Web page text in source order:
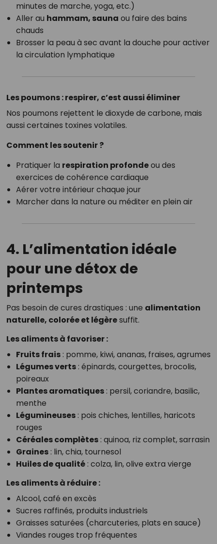
minutes de marche, yoga, etc.)
Aller au hammam, sauna ou faire des bains
chauds
Brosser la peau à sec avant la douche pour activer
la circulation lymphatique
Les poumons : respirer, c’est aussi éliminer
Nos poumons rejettent le dioxyde de carbone, mais
aussi certaines toxines volatiles.
Comment les soutenir ?
Pratiquer la respiration profondeou des
exercices de cohérence cardiaque
Aérer votre intérieur chaque jour
Marcher dans la nature ou méditer en plein air
4. L’alimentation idéale
pour une détox de
printemps
Pas besoin de cures drastiques : une alimentation
naturelle, colorée et légèresuffit.
Les aliments à favoriser :
Fruits frais: pomme, kiwi, ananas, fraises, agrumes
Légumes verts: épinards, courgettes, brocolis,
poireaux
Plantes aromatiques: persil, coriandre, basilic,
menthe
Légumineuses: pois chiches, lentilles, haricots
rouges
Céréales complètes: quinoa, riz complet, sarrasin
Graines: lin, chia, tournesol
Huiles de qualité: colza, lin, olive extra vierge
Les aliments à réduire :
Alcool, café en excès
Sucres raffinés, produits industriels
Graisses saturées (charcuteries, plats en sauce)
Viandes rouges trop fréquentes